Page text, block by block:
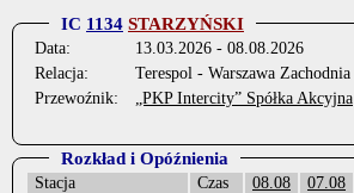
IC 1134 STARZYŃSKI
Data:
13.03.2026 - 08.08.2026
Relacja:
Terespol - Warszawa Zachodnia
Przewoźnik:
„PKP Intercity” Spółka Akcyjna
Rozkład i Opóźnienia
Stacja Czas 08.08 07.08